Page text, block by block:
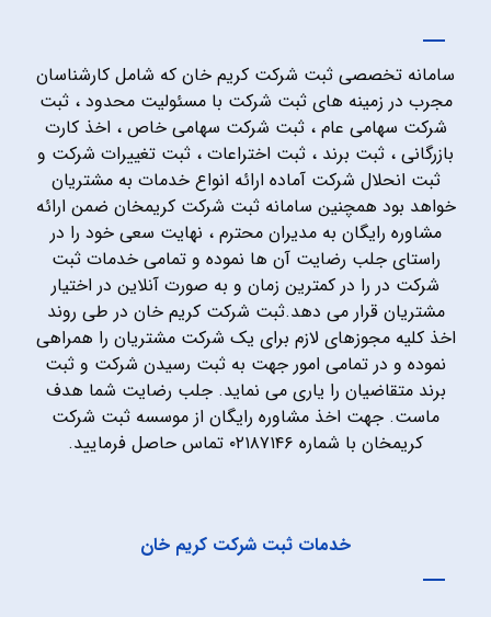
سامانه تخصصی ثبت شرکت کریم خان که شامل کارشناسان
مجرب در زمینه های ثبت شرکت با مسئولیت محدود ، ثبت
شرکت سهامی عام ، ثبت شرکت سهامی خاص ، اخذ کارت
بازرگانی ، ثبت برند ، ثبت اختراعات ، ثبت تغییرات شرکت و
ثبت انحلال شرکت آماده ارائه انواع خدمات به مشتریان
خواهد بود همچنین سامانه ثبت شرکت کریمخان ضمن ارائه
مشاوره رایگان به مدیران محترم ، نهایت سعی خود را در
راستای جلب رضایت آن ها نموده و تمامی خدمات ثبت
شرکت در را در کمترین زمان و به صورت آنلاین در اختیار
مشتریان قرار می دهد.ثبت شرکت کریم خان در طی روند
اخذ کلیه مجوزهای لازم برای یک شرکت مشتریان را همراهی
نموده و در تمامی امور جهت به ثبت رسیدن شرکت و ثبت
برند متقاضیان را یاری می نماید. جلب رضایت شما هدف
ماست. جهت اخذ مشاوره رایگان از موسسه ثبت شرکت
کریمخان با شماره ۰۲۱۸۷۱۴۶ تماس حاصل فرمایید.
خدمات ثبت شرکت کریم خان